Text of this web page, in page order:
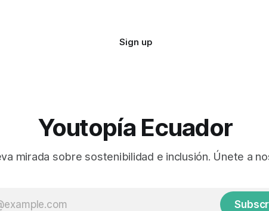
Sign up
Youtopía Ecuador
mirada sobre sostenibilidad e inclusión. Únete a